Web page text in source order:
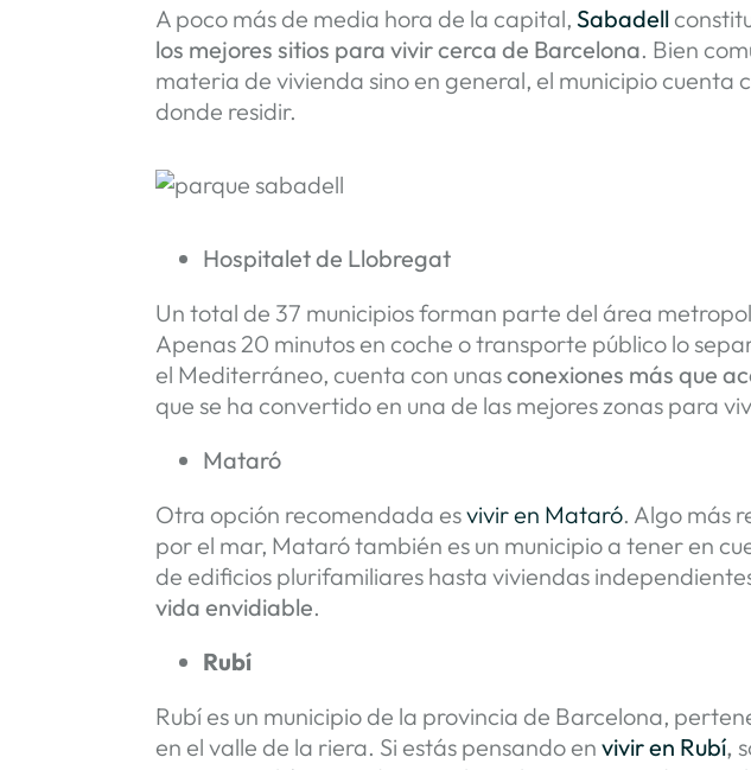
A poco más de media hora de la capital,Sabadell
los mejores sitios para vivir cerca de Barcelona. Bien
materia de vivienda sino en general, el municipio
donde residir.
Hospitalet de Llobregat
Un total de 37 municipios forman parte del área
Apenas 20 minutos en coche o transporte público lo
el Mediterráneo, cuenta con unasconexiones más que
que se ha convertido en una de las mejores zonas para
Mataró
Otra opción recomendada esvivir en Mataró. Algo más
por el mar, Mataró también es un municipio a tener en
de edificios plurifamiliares hasta viviendas
vida envidiable.
Rubí
Rubí es un municipio de la provincia de Barcelona,
en el valle de la riera. Si estás pensando envivir en Rubí,